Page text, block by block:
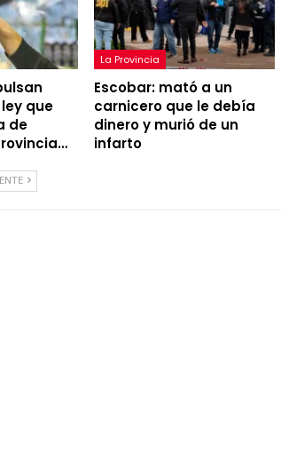
que
de
La Provincia
Escobar: mató a un
carnicero que le debía
dinero y murió de un
infarto